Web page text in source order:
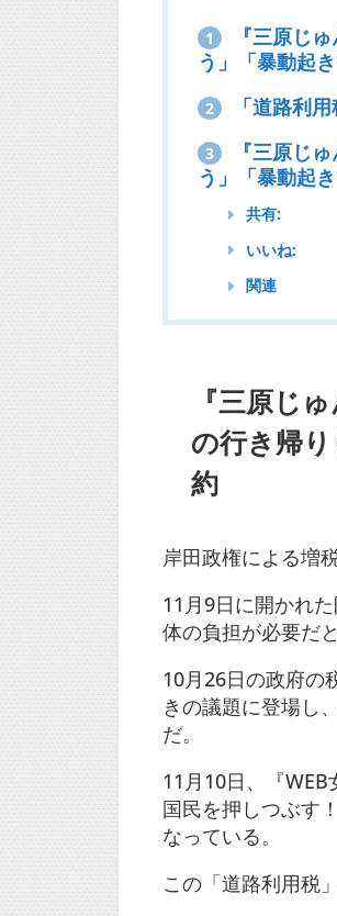
1
『三原じ
う」「暴動起
2 「道路利
3
『三原じ
う」「暴動起
共有:
いいね:
関連
『三原じ
の行き帰
約
岸田政権による増
11月9日に開かれ
体の負担が必要だ
10月26日の政府の
きの議題に登場し
だ。
11月10日、『
国民を押しつぶす
なっている。
この「道路利用税